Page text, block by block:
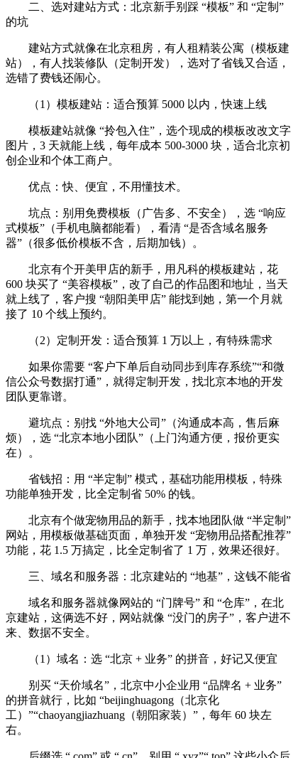
二、选对建站方式：北京新手别踩 “模板” 和 “定制”
的坑
建站方式就像在北京租房，有人租精装公寓（模板建
站），有人找装修队（定制开发），选对了省钱又合适，
选错了费钱还闹心。
（1）模板建站：适合预算 5000 以内，快速上线
模板建站就像 “拎包入住”，选个现成的模板改改文字
图片，3 天就能上线，每年成本 500-3000 块，适合北京初
创企业和个体工商户。
优点：快、便宜，不用懂技术。
坑点：别用免费模板（广告多、不安全），选 “响应
式模板”（手机电脑都能看），看清 “是否含域名服务
器”（很多低价模板不含，后期加钱）。
北京有个开美甲店的新手，用凡科的模板建站，花
600 块买了 “美容模板”，改了自己的作品图和地址，当天
就上线了，客户搜 “朝阳美甲店” 能找到她，第一个月就
接了 10 个线上预约。
（2）定制开发：适合预算 1 万以上，有特殊需求
如果你需要 “客户下单后自动同步到库存系统”“和微
信公众号数据打通”，就得定制开发，找北京本地的开发
团队更靠谱。
避坑点：别找 “外地大公司”（沟通成本高，售后麻
烦），选 “北京本地小团队”（上门沟通方便，报价更实
在）。
省钱招：用 “半定制” 模式，基础功能用模板，特殊
功能单独开发，比全定制省 50% 的钱。
北京有个做宠物用品的新手，找本地团队做 “半定制”
网站，用模板做基础页面，单独开发 “宠物用品搭配推荐”
功能，花 1.5 万搞定，比全定制省了 1 万，效果还很好。
三、域名和服务器：北京建站的 “地基”，这钱不能省
域名和服务器就像网站的 “门牌号” 和 “仓库”，在北
京建站，这俩选不好，网站就像 “没门的房子”，客户进不
来、数据不安全。
（1）域名：选 “北京 + 业务” 的拼音，好记又便宜
别买 “天价域名”，北京中小企业用 “品牌名 + 业务”
的拼音就行，比如 “beijinghuagong（北京化
工）”“chaoyangjiazhuang（朝阳家装）”，每年 60 块左
右。